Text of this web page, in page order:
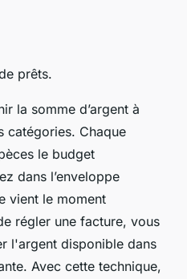
prêts.
la somme d’argent à
catégories. Chaque
le budget
dans l’enveloppe
vient le moment
régler une facture, vous
l'argent disponible dans
Avec cette technique,